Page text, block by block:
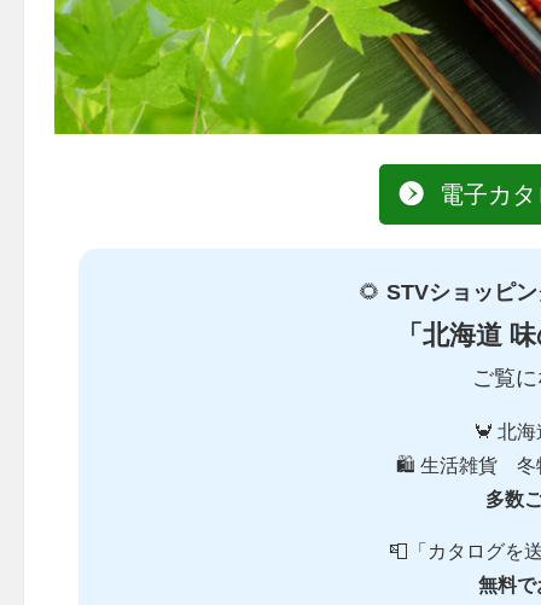
電子カ
🌻 STVショッピ
「北海道
ご覧
🦀 北
🛍️ 生活雑貨 冬
多数
📮「カタログを
無料で